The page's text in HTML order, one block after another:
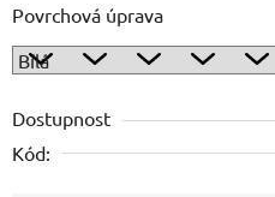
Povrchová úprava
Dostupnost
Kód: